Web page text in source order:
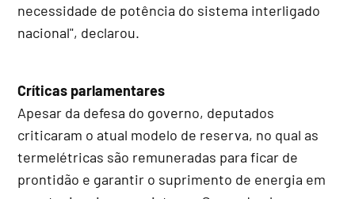
necessidade de potência do sistema interligado
nacional", declarou.
Críticas parlamentares
Apesar da defesa do governo, deputados
criticaram o atual modelo de reserva, no qual as
termelétricas são remuneradas para ficar de
prontidão e garantir o suprimento de energia em